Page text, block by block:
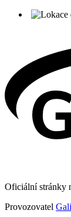
Oficiální stránky
Provozovatel